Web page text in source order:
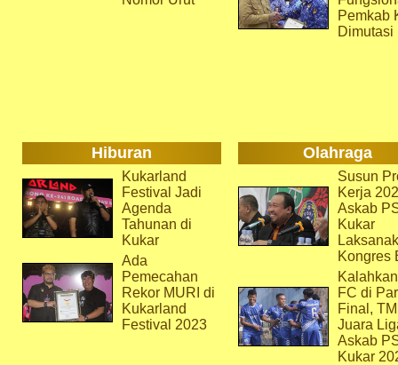
Pemkab
Dimutasi
Hiburan Olahraga
Kukarland
Festival Jadi
Agenda
Tahunan di
Kukar
Ada
Pemecahan
Rekor MURI di
Kukarland
Festival 2023
Susun
Kerja
Askab
Kukar
Kongres
FC di
Final,
Juara
Askab
Kukar